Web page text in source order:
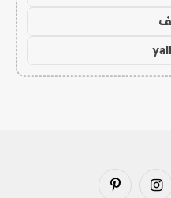
الانستغرامبينتيريست